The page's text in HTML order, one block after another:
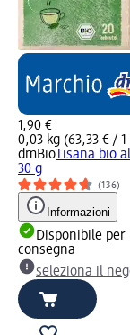
1,90 €
0,03 kg (63,33 € / 1
dmBio Tisana bio
30 g
(136)
Informazioni
Disponibile per
consegna
seleziona il